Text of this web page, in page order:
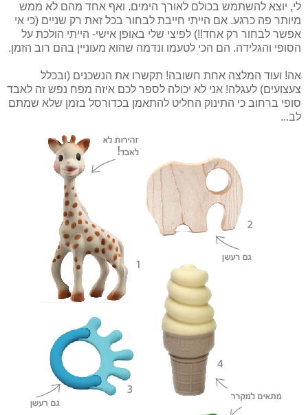
לי, יוצא להשתמש בכולם לאורך הימים. ואף אחד מהם לא ממש
מיותר פה כרגע. אם הייתי חייבת לבחור בכל זאת רק שניים (כי אי
אפשר לבחור רק אחד!!) לפיצי שלי באופן אישי- הייתי הולכת על
הסופי והגלידה. הם הכי לטעמו ונדמה שהוא מעוניין בהם רוב הזמן.
אה! ועוד המלצה אחת חשובה! תקשרו את הנשכנים (ובכלל
צעצועים) לעגלה! אני לא יכולה לספר לכם איזה מפח נפש זה לאבד
סופי ברחוב כי התינוק החליט להתאמן בכדורסל בזמן שלא שמתם
לב...